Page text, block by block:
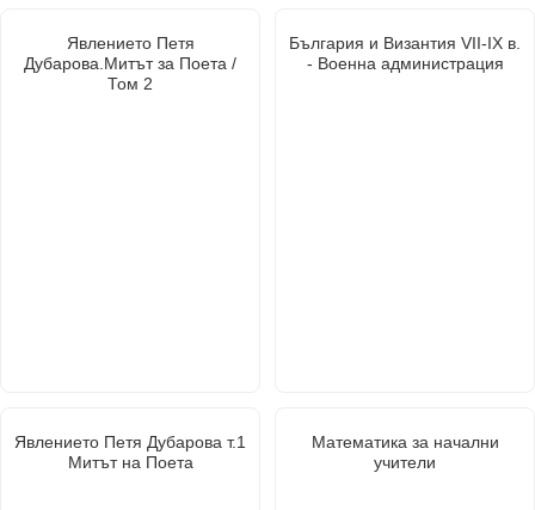
Явлението Петя
Дубарова.Митът за Поета /
Том 2
България и Византия VII-IX в.
- Военна администрация
Явлението Петя Дубарова т.1
Митът на Поета
Математика за начални
учители